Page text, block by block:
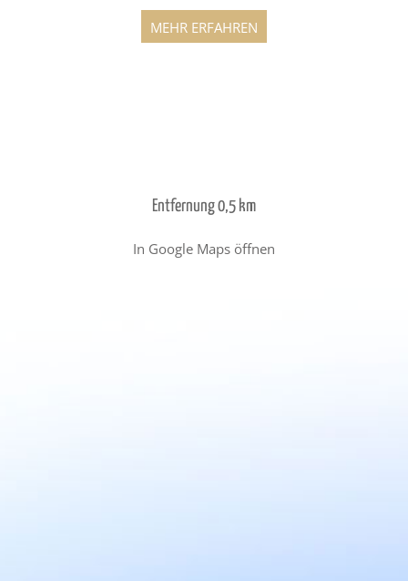
MEHR ERFAHREN
Entfernung 0,5 km
In Google Maps öffnen